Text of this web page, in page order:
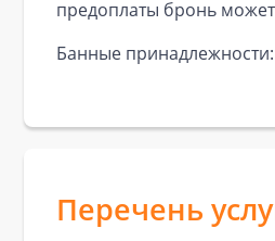
предоплаты бронь
Банные
Перечень